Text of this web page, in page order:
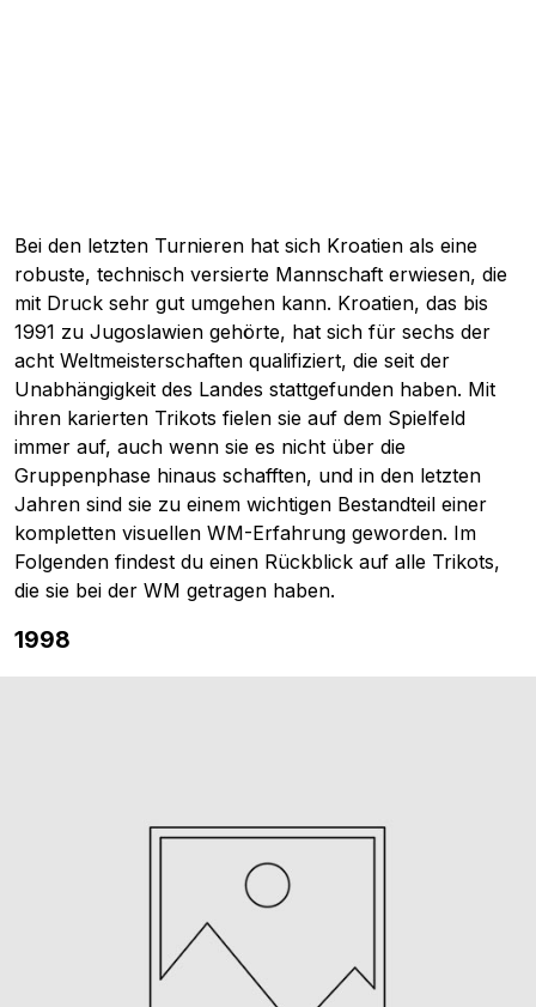
Bei den letzten Turnieren hat sich Kroatien als eine
robuste, technisch versierte Mannschaft erwiesen, die
mit Druck sehr gut umgehen kann. Kroatien, das bis
1991 zu Jugoslawien gehörte, hat sich für sechs der
acht Weltmeisterschaften qualifiziert, die seit der
Unabhängigkeit des Landes stattgefunden haben. Mit
ihren karierten Trikots fielen sie auf dem Spielfeld
immer auf, auch wenn sie es nicht über die
Gruppenphase hinaus schafften, und in den letzten
Jahren sind sie zu einem wichtigen Bestandteil einer
kompletten visuellen WM-Erfahrung geworden. Im
Folgenden findest du einen Rückblick auf alle Trikots,
die sie bei der WM getragen haben.
1998